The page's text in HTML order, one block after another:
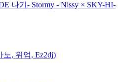
나기- Stormy - Nissy × SKY-HI-
노, 위엄, Ez2dj)